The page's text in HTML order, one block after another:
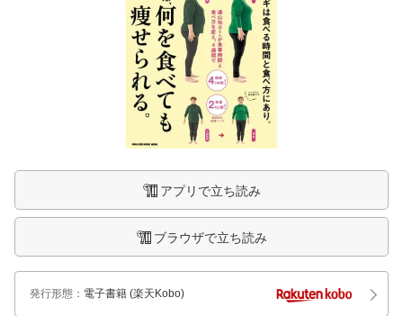
アプリで立ち読み
ブラウザで立ち読み
発行形態 ： 電子書籍 (楽天Kobo)